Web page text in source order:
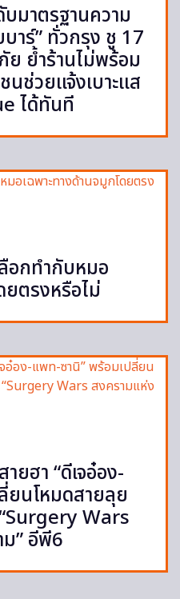
มาตรฐานความ
าร์” ทั่วกรุง ชู 17
ย้ำร้านไม่พร้อม
นช่วยแจ้งเบาะแส
ได้ทันที
อกทำกับหมอ
ยตรงหรือไม่
ยฮา “ดีเจอ๋อง-
ยนโหมดสายลุย
Wars
” อีพี6